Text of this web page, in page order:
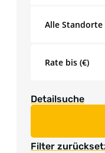
Detailsuche
Filter